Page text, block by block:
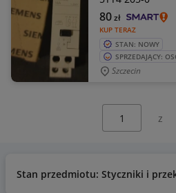
KUP TERAZ
80zł
STAN: NOWY
SPRZEDAJĄCY:
Szczecin
z
Stan przedmiotu: Styczniki i